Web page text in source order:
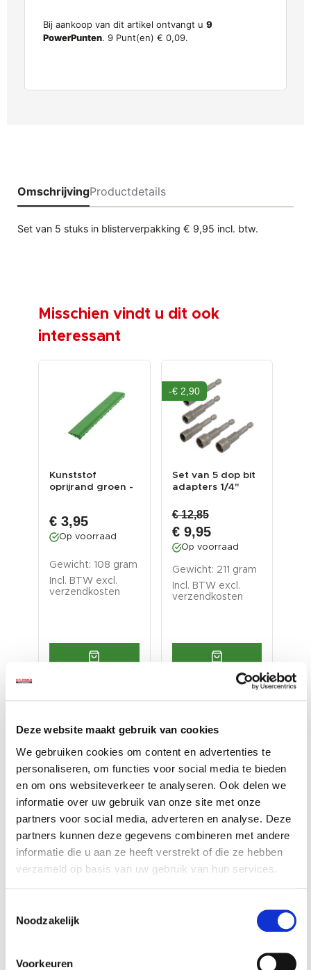
Deze website maakt gebruik van cookies
We gebruiken cookies om content en advertenties te
personaliseren, om functies voor social media te bieden
en om ons websiteverkeer te analyseren. Ook delen we
informatie over uw gebruik van onze site met onze
partners voor social media, adverteren en analyse. Deze
partners kunnen deze gegevens combineren met andere
informatie die u aan ze heeft verstrekt of die ze hebben
verzameld op basis van uw gebruik van hun services.
Noodzakelijk
Voorkeuren
Bij aankoop van dit artikel ontvangt u 9
PowerPunten. 9 Punt(en) € 0,09.
OmschrijvingProductdetails
Set van 5 stuks in blisterverpakking € 9,95 incl. btw.
Misschien vindt u dit ook
interessant
Kunststof
oprijrand groen -
€ 3,95
Op voorraad
Gewicht: 108 gram
Incl. BTW excl.
verzendkosten
-€ 2,90
Set van 5 dop bit
adapters 1/4"
€ 12,85
€ 9,95
Op voorraad
Gewicht: 211 gram
Incl. BTW excl.
verzendkosten
Accessoires voor een nog
betere ervaring
Accu boormachine
€ 9,95